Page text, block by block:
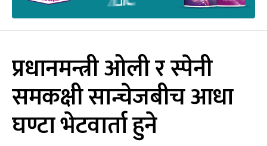
प्रधानमन्त्री ओली र स्पेनी
समकक्षी सान्चेजबीच आधा
घण्टा भेटवार्ता हुने